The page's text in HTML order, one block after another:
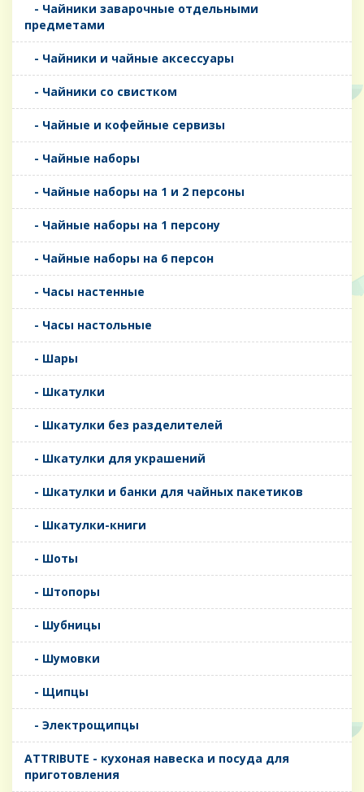
- Чайники заварочные отдельными
предметами
- Чайники и чайные аксессуары
- Чайники со свистком
- Чайные и кофейные сервизы
- Чайные наборы
- Чайные наборы на 1 и 2 персоны
- Чайные наборы на 1 персону
- Чайные наборы на 6 персон
- Часы настенные
- Часы настольные
- Шары
- Шкатулки
- Шкатулки без разделителей
- Шкатулки для украшений
- Шкатулки и банки для чайных пакетиков
- Шкатулки-книги
- Шоты
- Штопоры
- Шубницы
- Шумовки
- Щипцы
- Электрощипцы
ATTRIBUTE - кухоная навеска и посуда для
приготовления